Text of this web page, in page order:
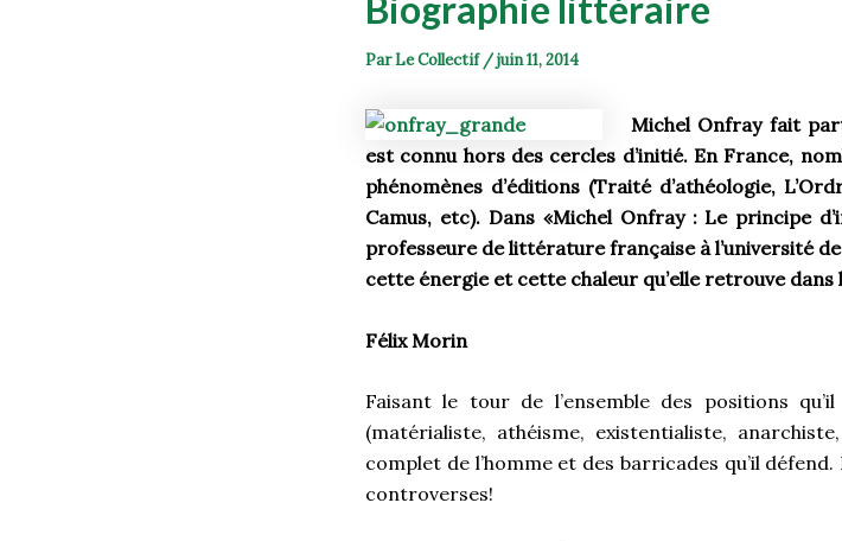
ParLe Collectif /juin 11, 2014
Michel Onfray fait
est connu hors des cercles d’initié. En France,
phénomènes d’éditions (Traité d’athéologie,
Camus, etc). Dans «Michel Onfray : Le principe
professeure de littérature française à l’université
cette énergie et cette chaleur qu’elle retrouve dans
Félix Morin
Faisant le tour de l’ensemble des positions
(matérialiste, athéisme, existentialiste,
complet de l’homme et des barricades qu’il
controverses!